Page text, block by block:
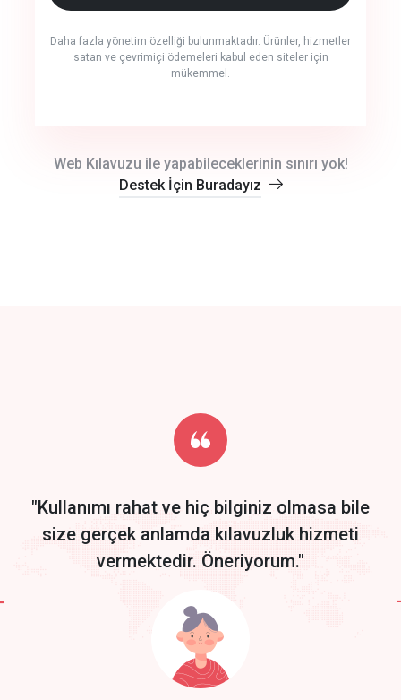
Daha fazla yönetim özelliği bulunmaktadır. Ürünler, hizmetler
satan ve çevrimiçi ödemeleri kabul eden siteler için
mükemmel.
Start by trying our service for 30 days free trial no credit card
required.
Web Kılavuzu ile yapabileceklerinin sınırı yok!
Destek İçin Buradayız
"Kullanımı rahat ve hiç bilginiz olmasa bile
size gerçek anlamda kılavuzluk hizmeti
vermektedir. Öneriyorum."